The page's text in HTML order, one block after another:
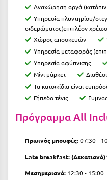
Κάρπαθος
Καρπενήσι
Κάρυστος
Κάσος
Κασσάνδρα
Καστοριά
Κερατέα
Αναχώρηση αργά (κατόπιν
Υπηρεσία πλυντηρίου/
σιδερώματος(επιπλέον
Χώρος αποσκευών
Υπηρεσία μεταφοράς
Υπηρεσία αφύπνισης
Μίνι μάρκετ
Τα κατοικίδια είναι
Γήπεδο τένις
Πρόγραμμα All
Πρωινός μπουφές:07:30 -
Late breakfast: (Δεκατιανό)
Μεσημεριανό: 12:30 - 15:00